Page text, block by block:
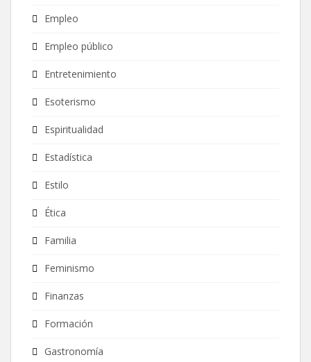
Empleo
Empleo público
Entretenimiento
Esoterismo
Espiritualidad
Estadística
Estilo
Ética
Familia
Feminismo
Finanzas
Formación
Gastronomía